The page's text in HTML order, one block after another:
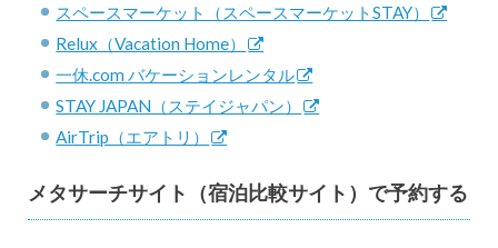
スペースマーケット（スペースマーケットSTAY）
Relux（Vacation Home）
一休.com バケーションレンタル
STAY JAPAN（ステイジャパン）
AirTrip（エアトリ）
メタサーチサイト（宿泊比較サイト）で予約する